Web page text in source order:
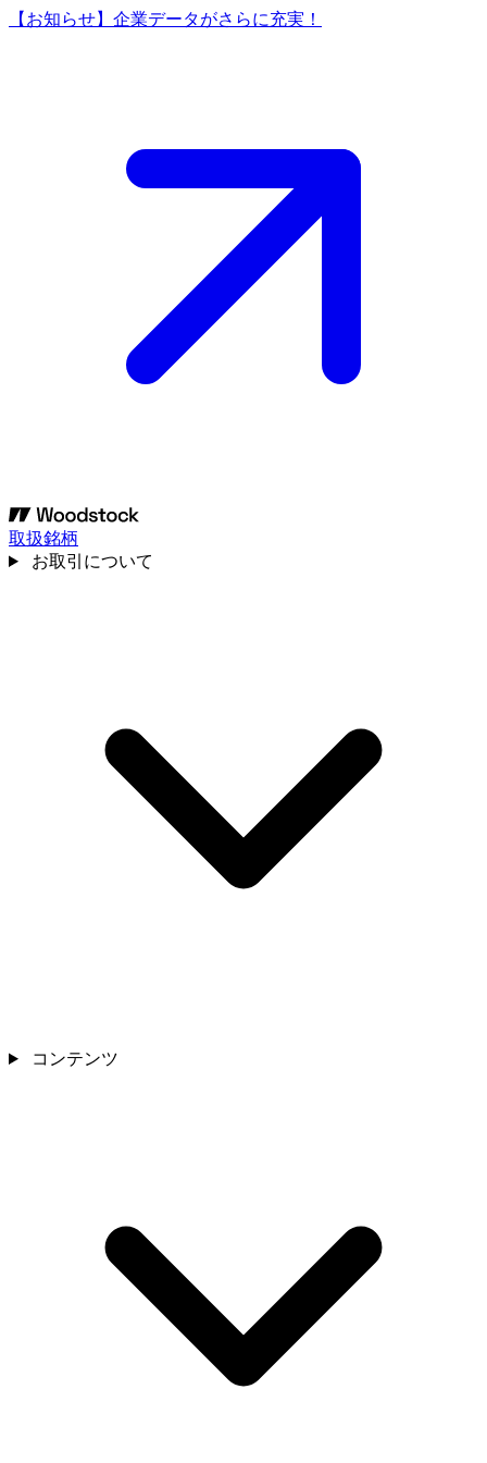
【お知らせ】企業データがさらに充実！
取扱銘柄
お取引について
コンテンツ